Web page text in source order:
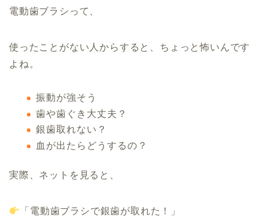
電動歯ブラシって、
使ったことがない人からすると、ちょっと怖いんです
よね。
振動が強そう
歯や歯ぐき大丈夫？
銀歯取れない？
血が出たらどうするの？
実際、ネットを見ると、
「電動歯ブラシで銀歯が取れた！」